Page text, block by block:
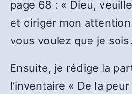
page 68 : « Dieu,
et diriger mon
vous voulez que je
Ensuite, je rédige la
l’inventaire « De la